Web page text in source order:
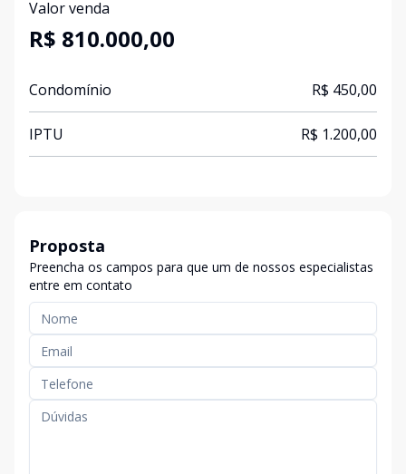
Valor venda
R$ 810.000,00
Condomínio R$ 450,00
IPTU R$ 1.200,00
Proposta
Preencha os campos para que um de nossos especialistas
entre em contato